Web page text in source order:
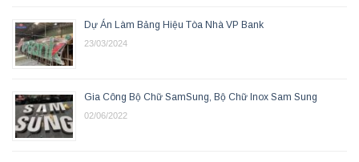
Dự Án Làm Bảng Hiệu Tòa Nhà VP Bank
23/03/2024
Gia Công Bộ Chữ SamSung, Bộ Chữ Inox Sam Sung
02/06/2022